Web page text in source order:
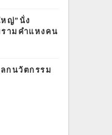
ญ่”นั่ง
ามคำแหงคน
ลกนวัตกรรม